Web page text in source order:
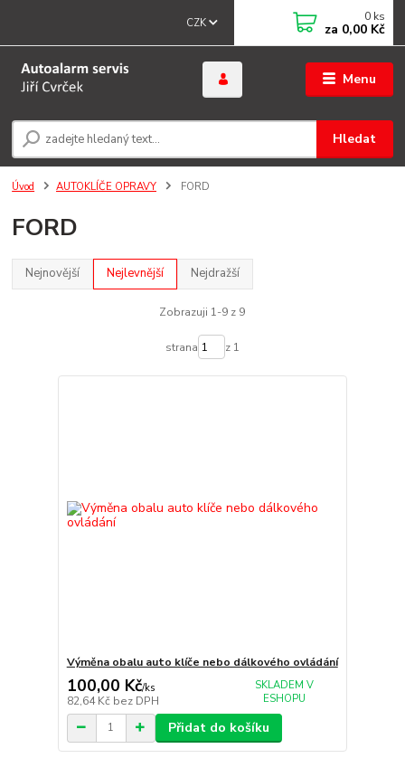
Menu
CZK
Hledat
0 ks
za 0,00 Kč
Úvod AUTOKLÍČE OPRAVY FORD
FORD
Nejnovější Nejlevnější Nejdražší
Zobrazuji 1-9 z 9
strana z 1
Výměna obalu auto klíče nebo dálkového ovládání
100,00 Kč/ks
82,64 Kč bez DPH
SKLADEM V
ESHOPU
Přidat do košíku